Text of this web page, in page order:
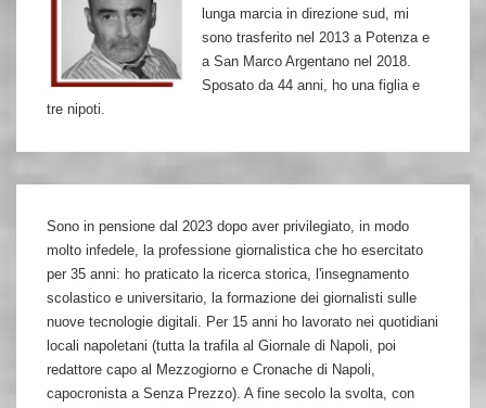
scagiona
lunga marcia in direzione sud, mi
sono trasferito nel 2013 a Potenza e
a San Marco Argentano nel 2018.
Sposato da 44 anni, ho una figlia e
tre nipoti.
Sono in pensione dal 2023 dopo aver privilegiato, in modo
molto infedele, la professione giornalistica che ho esercitato
per 35 anni: ho praticato la ricerca storica, l'insegnamento
scolastico e universitario, la formazione dei giornalisti sulle
nuove tecnologie digitali. Per 15 anni ho lavorato nei quotidiani
locali napoletani (tutta la trafila al Giornale di Napoli, poi
redattore capo al Mezzogiorno e Cronache di Napoli,
capocronista a Senza Prezzo). A fine secolo la svolta, con